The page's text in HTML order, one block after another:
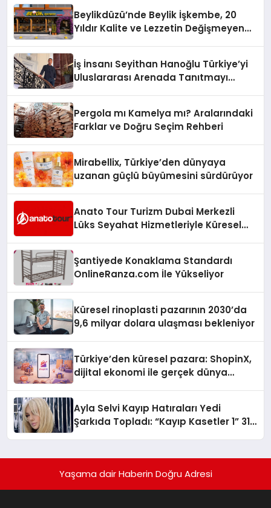
Beylikdüzü’nde Beylik İşkembe, 20
Yıldır Kalite ve Lezzetin Değişmeyen
İş İnsanı Seyithan Hanoğlu Türkiye’yi
Uluslararası Arenada Tanıtmayı
Pergola mı Kamelya mı? Aralarındaki
Farklar ve Doğru Seçim Rehberi
Mirabellix, Türkiye’den dünyaya
uzanan güçlü büyümesini sürdürüyor
Anato Tour Turizm Dubai Merkezli
Lüks Seyahat Hizmetleriyle Küresel
Şantiyede Konaklama Standardı
OnlineRanza.com İle Yükseliyor
Küresel rinoplasti pazarının 2030’da
9,6 milyar dolara ulaşması bekleniyor
Türkiye’den küresel pazara: ShopinX,
dijital ekonomi ile gerçek dünya
Ayla Selvi Kayıp Hatıraları Yedi
Şarkıda Topladı: “Kayıp Kasetler 1” 31
Yaşama dair Haberin Doğru Adresi